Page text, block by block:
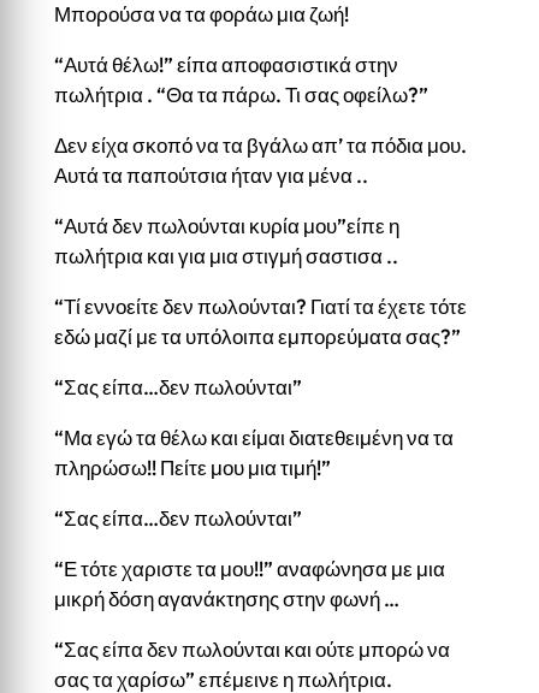
Μπορούσα να τα φοράω μια ζωή!
“Αυτά θέλω!” είπα αποφασιστικά στην
πωλήτρια . “Θα τα πάρω. Τι σας οφείλω?”
Δεν είχα σκοπό να τα βγάλω απ’ τα πόδια μου.
Αυτά τα παπούτσια ήταν για μένα ..
“Αυτά δεν πωλούνται κυρία μου”είπε η
πωλήτρια και για μια στιγμή σαστισα ..
“Τί εννοείτε δεν πωλούνται? Γιατί τα έχετε τότε
εδώ μαζί με τα υπόλοιπα εμπορεύματα σας?”
“Σας είπα…δεν πωλούνται”
“Μα εγώ τα θέλω και είμαι διατεθειμένη να τα
πληρώσω!! Πείτε μου μια τιμή!”
“Σας είπα…δεν πωλούνται”
“Ε τότε χαριστε τα μου!!” αναφώνησα με μια
μικρή δόση αγανάκτησης στην φωνή …
“Σας είπα δεν πωλούνται και ούτε μπορώ να
σας τα χαρίσω” επέμεινε η πωλήτρια.